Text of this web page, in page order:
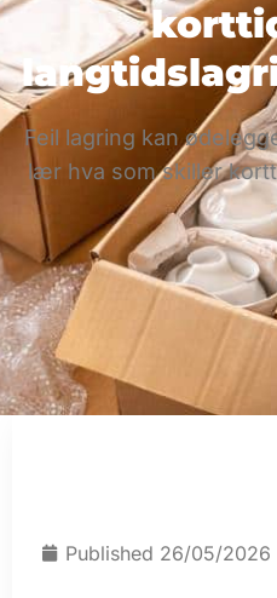
Feil lagring kan
lær hva som skiller
Published 26/05/2026